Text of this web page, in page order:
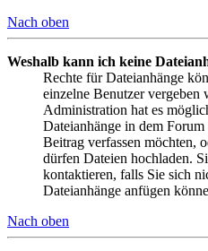
Nach oben
Weshalb kann ich keine
Rechte für Dateianhänge
einzelne Benutzer vergeben
Administration hat es
Dateianhänge in dem
Beitrag verfassen möchten,
dürfen Dateien hochladen.
kontaktieren, falls Sie sich
Dateianhänge anfügen
Nach oben